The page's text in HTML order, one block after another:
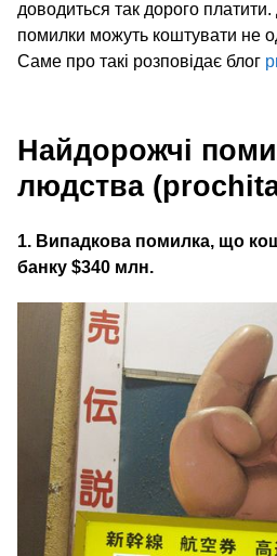
доводиться так дорого платити.
помилки можуть коштувати не
Саме про такі розповідає блог
Найдорожчі
людства
1. Випадкова помилка, що
банку $340 млн.